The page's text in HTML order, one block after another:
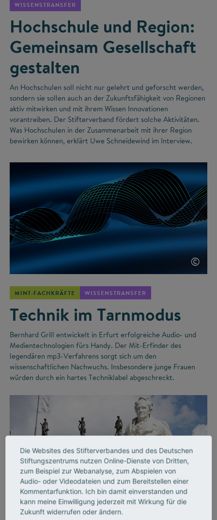
WISSENSTRANSFER
Hochschule und Region:
Gemeinsam Gesellschaft
gestalten
An Hochschulen soll nicht nur gelehrt und geforscht werden,
sondern sie sollen auch an der Zukunftsfähigkeit von Regionen
aktiv mitwirken und mit ihrem Wissen Innovationen
vorantreiben. Der Stifterverband fördert solche Aktivitäten.
Was Hochschulen in der Zusammenarbeit mit ihrer Region
bewirken können, erklärt Uwe Schneidewind im Interview.
©
MINT-FACHKRÄFTE WISSENSTRANSFER
Technik im Tarnmodus
Bernhard Grill entwickelt in Erfurt erfolgreiche Audio- und
Medientechnologien fürs Handy. Der Mit-Erfinder des
legendären mp3-Verfahrens sorgt sich um den
wissenschaftlichen Nachwuchs. Insbesondere junge Frauen
würden durch ein hartes Techniklabel abgeschreckt.
Die Websites des Stifterverbandes und des Deutschen
Stiftungszentrums nutzen Online-Dienste von Dritten,
zum Beispiel zur Webanalyse, zum Abspielen von
Audio- oder Videodateien und zum Bereitstellen einer
Kommentarfunktion. Ich bin damit einverstanden und
kann meine Einwilligung jederzeit mit Wirkung für die
Zukunft widerrufen oder ändern.